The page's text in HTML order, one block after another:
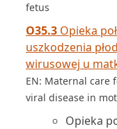
fetus
O35.3 Opieka
uszkodzenia
wirusowej u
EN: Maternal care
viral disease in
Opieka